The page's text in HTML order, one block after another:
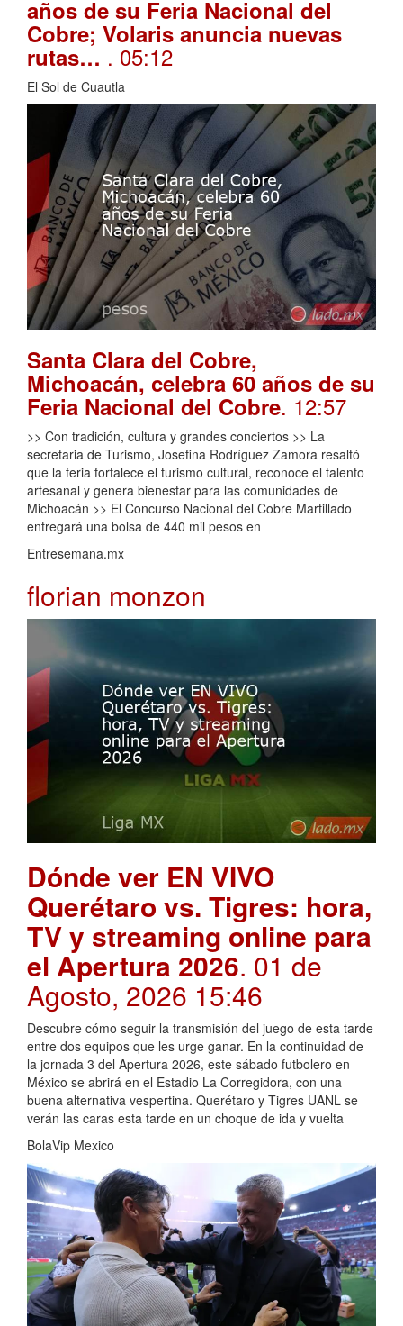
años de su Feria Nacional del
Cobre; Volaris anuncia nuevas
rutas… . 05:12
El Sol de Cuautla
Santa Clara del Cobre,
Michoacán, celebra 60 años de su
Feria Nacional del Cobre. 12:57
>> Con tradición, cultura y grandes conciertos >> La
secretaria de Turismo, Josefina Rodríguez Zamora resaltó
que la feria fortalece el turismo cultural, reconoce el talento
artesanal y genera bienestar para las comunidades de
Michoacán >> El Concurso Nacional del Cobre Martillado
entregará una bolsa de 440 mil pesos en
Entresemana.mx
florian monzon
Dónde ver EN VIVO
Querétaro vs. Tigres: hora,
TV y streaming online para
el Apertura 2026. 01 de
Agosto, 2026 15:46
Descubre cómo seguir la transmisión del juego de esta tarde
entre dos equipos que les urge ganar. En la continuidad de
la jornada 3 del Apertura 2026, este sábado futbolero en
México se abrirá en el Estadio La Corregidora, con una
buena alternativa vespertina. Querétaro y Tigres UANL se
verán las caras esta tarde en un choque de ida y vuelta
BolaVip Mexico